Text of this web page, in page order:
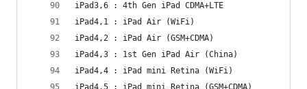
iPad3,6 : 4th Gen iPad CDMA+LTE
iPad4,1 : iPad Air (WiFi)
iPad4,2 : iPad Air (GSM+CDMA)
iPad4,3 : 1st Gen iPad Air (China)
iPad4,4 : iPad mini Retina (WiFi)
iPad4,5 : iPad mini Retina (GSM+CDMA)